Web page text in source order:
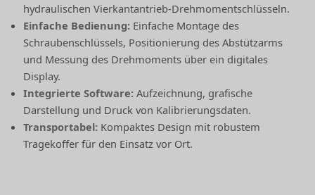
hydraulischen Vierkantantrieb-Drehmomentschlüsseln.
Einfache Bedienung: Einfache Montage des
Schraubenschlüssels, Positionierung des Abstützarms
und Messung des Drehmoments über ein digitales
Display.
Integrierte Software: Aufzeichnung, grafische
Darstellung und Druck von Kalibrierungsdaten.
Transportabel: Kompaktes Design mit robustem
Tragekoffer für den Einsatz vor Ort.